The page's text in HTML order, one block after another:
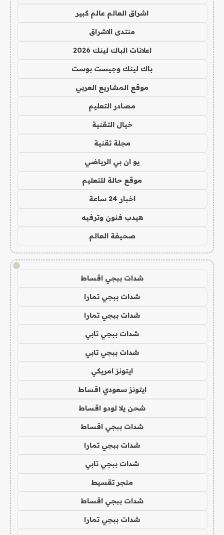
اشراق العالم عالم كبير
منتدى الاشراق
اعلانات الباك لينك 2026
باك لينك وجيست بوست
موقع المشاريع العربي
مصادر التعليم
خيال التقنية
مجلة تقنية
يو ان بي الرياضي
موقع حالة للتعليم
اخبار 24 ساعة
هيدب فنون وترفيه
صحيفة العالم
!
شدات ببجي اقساط
شدات ببجي تمارا
شدات ببجي تمارا
شدات ببجي تابي
شدات ببجي تابي
ايتونز امريكي
ايتونز سعودي اقساط
شحن يلا لودو اقساط
شدات ببجي اقساط
شدات ببجي تمارا
شدات ببجي تابي
متجر تقسيط
شدات ببجي اقساط
شدات ببجي تمارا